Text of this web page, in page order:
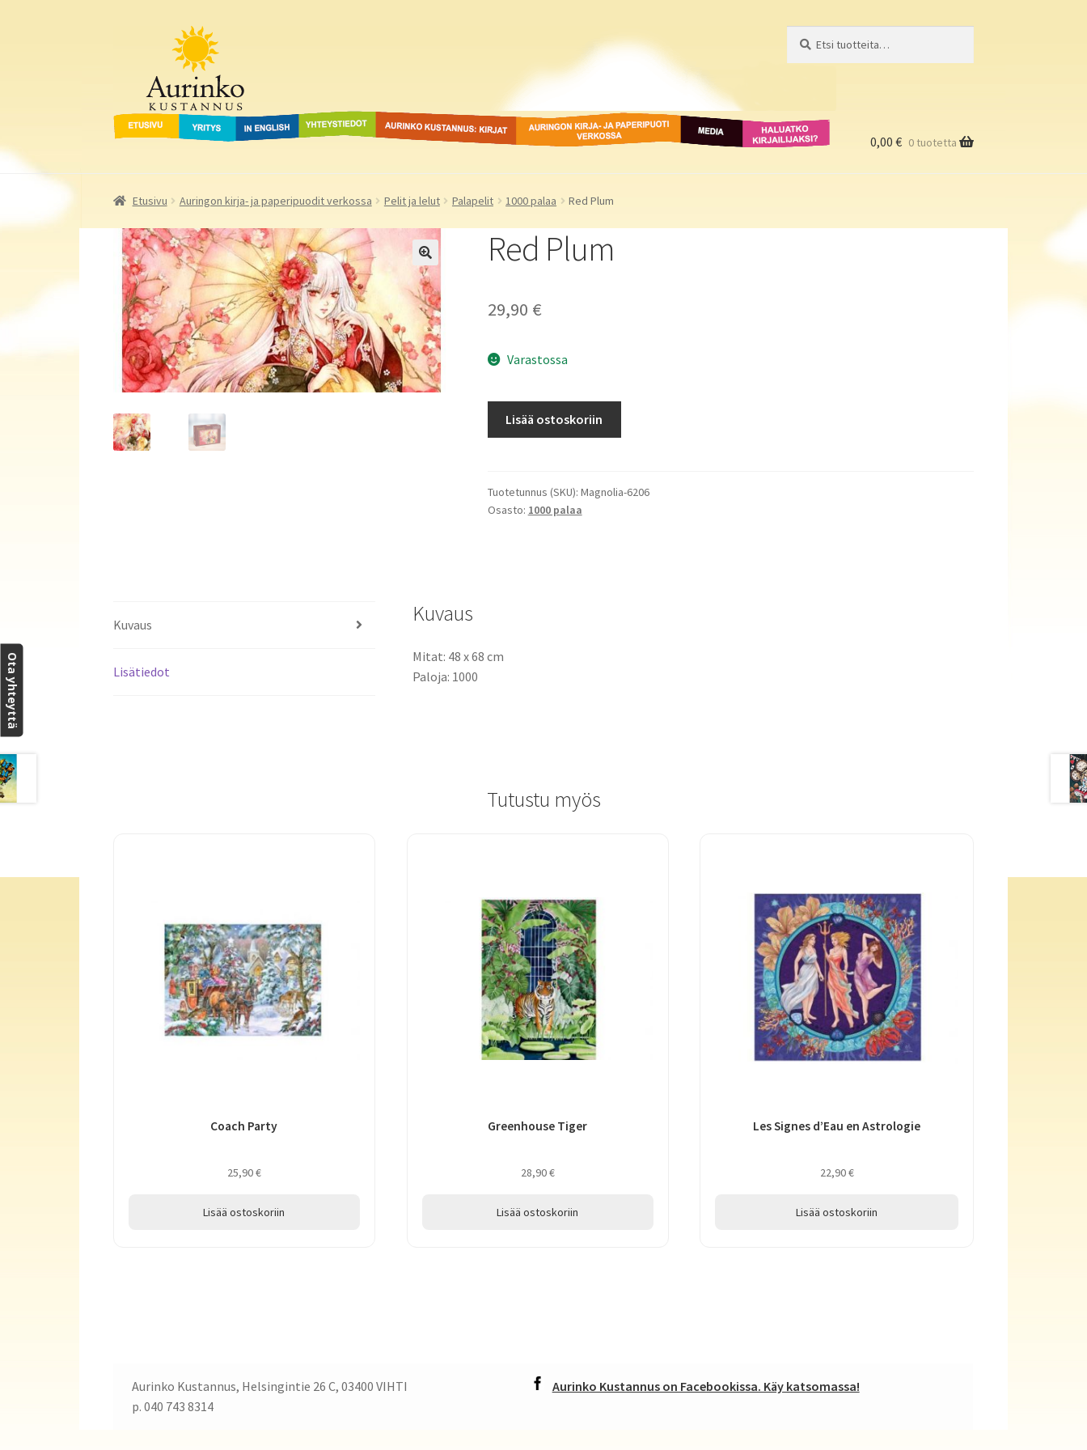
navigointiin
Aurinko Kustannus
Etusivu Yritys In English Yhteystiedot Aurinko Kustannus: kirjat Auringon kirja- ja
paperipuodit verkossa
Media
Haluatko
kirjailijaksi?
0,00 € 0 tuotetta
Etusivu Auringon kirja- ja paperipuodit verkossa Pelit ja lelut Palapelit 1000 palaa Red Plum
Red Plum
29,90 €
Varastossa
Lisää ostoskoriin
Tuotetunnus (SKU): Magnolia-6206
Osasto: 1000 palaa
Kuvaus
Lisätiedot
Kuvaus
Mitat: 48 x 68 cm
Paloja: 1000
Tutustu myös
Coach Party
25,90€
Lisää ostoskoriin
Greenhouse Tiger
28,90€
Lisää ostoskoriin
Les Signes d’Eau en Astrologie
22,90€
Lisää ostoskoriin
Aurinko Kustannus, Helsingintie 26 C, 03400 VIHTI
p. 040 743 8314
Aurinko Kustannus on Facebookissa. Käy katsomassa!
Ota yhteyttä